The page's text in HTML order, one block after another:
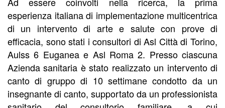
esperienza italiana di implementazione multicentrica
di un intervento di arte e salute con prove di
efficacia, sono stati i consultori di Asl Città di Torino,
Aulss 6 Euganea e Asl Roma 2. Presso ciascuna
Azienda sanitaria è stato realizzato un intervento di
canto di gruppo di 10 settimane condotto da un
insegnante di canto, supportato da un professionista